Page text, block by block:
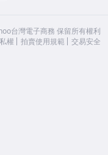
台灣電子商務 保留所有權利
權 拍賣使用規範 交易安全